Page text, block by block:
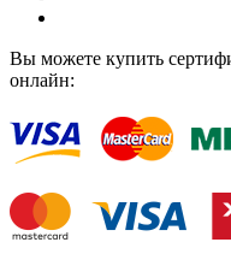
Вы можете купить
онлайн: